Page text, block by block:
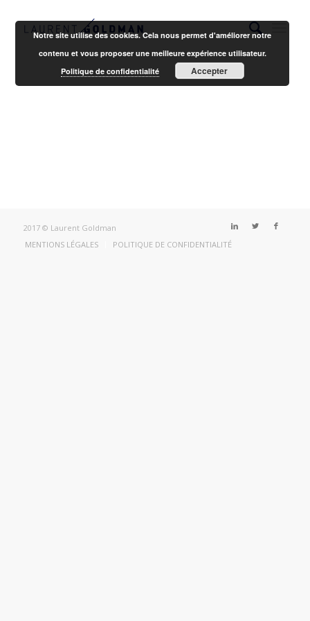
2017 © Laurent Goldman
MENTIONS LÉGALES
POLITIQUE DE CONFIDENTIALITÉ
Notre site utilise des cookies. Cela nous permet d'améliorer notre
contenu et vous proposer une meilleure expérience utilisateur.
Politique de confidentialité
Accepter